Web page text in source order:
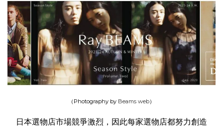
（Photography by Beams web）
日本選物店市場競爭激烈，因此每家選物店都努力創造